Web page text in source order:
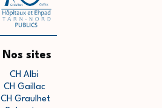
Nos sites
CH Albi
CH Gaillac
CH Graulhet